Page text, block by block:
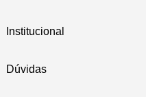
Institucional
Dúvidas